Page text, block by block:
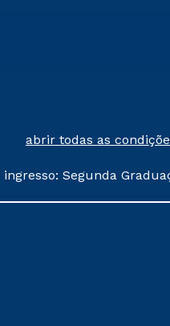
abrir todas as
Segunda
nos períodos de